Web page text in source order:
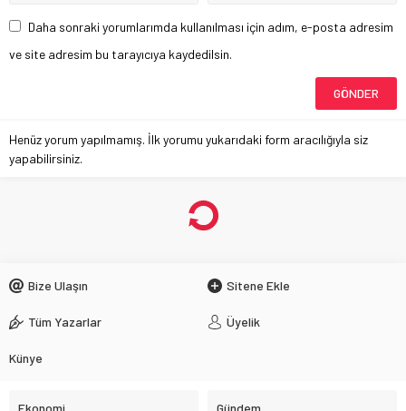
Daha sonraki yorumlarımda kullanılması için adım, e-posta adresim
ve site adresim bu tarayıcıya kaydedilsin.
Henüz yorum yapılmamış. İlk yorumu yukarıdaki form aracılığıyla siz
yapabilirsiniz.
Bize Ulaşın Sitene Ekle
Tüm Yazarlar Üyelik
Künye